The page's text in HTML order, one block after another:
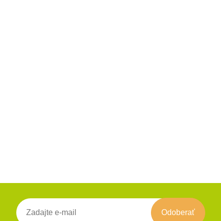
Odoberať